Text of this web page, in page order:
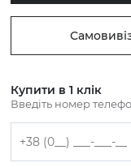
Купити в 1 клік
Введіть номер